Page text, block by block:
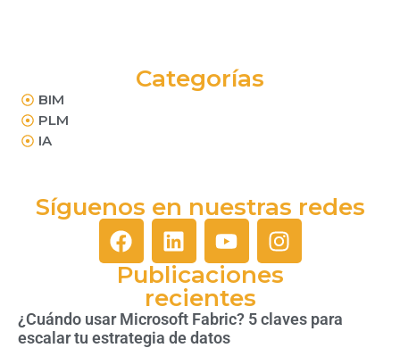
Categorías
BIM
PLM
IA
Síguenos en nuestras redes
Publicaciones
recientes
¿Cuándo usar Microsoft Fabric? 5 claves para
escalar tu estrategia de datos